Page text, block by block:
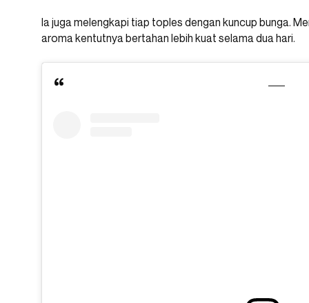
Ia juga melengkapi tiap toples dengan kuncup bunga.
aroma kentutnya bertahan lebih kuat selama dua hari.